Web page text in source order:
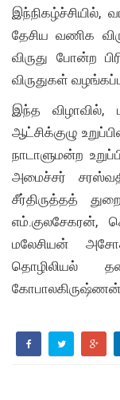
இந்நிகழ்ச்சியில்,
தேசிய வணிக
விருது போன்ற
விருதுகள்
இந்த விழாவில்,
ஆட்சிக்குழு
நாடாளுமன்ற
அமைச்சர்
சீர்திருத்தத்
எம்.குலசேகரன்,
மலேசியன்
தொழிலியல்